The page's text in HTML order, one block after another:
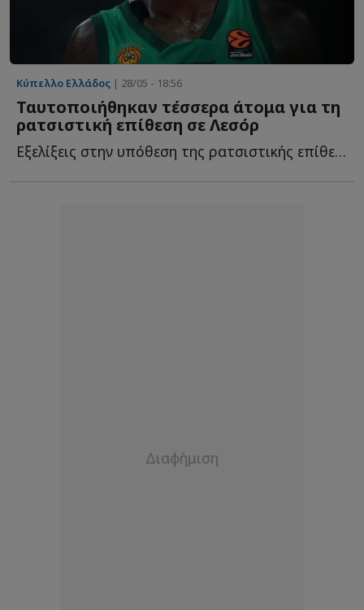
Κύπελλο Ελλάδος | 28/05 - 18:56
Ταυτοποιήθηκαν τέσσερα άτομα για τη
ρατσιστική επίθεση σε Λεσόρ
Εξελίξεις στην υπόθεση της ρατσιστικής επίθεσης στον Μ...